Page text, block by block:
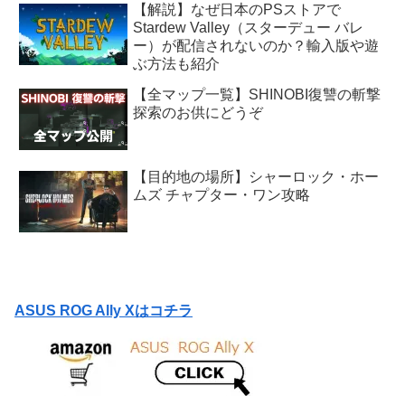
【解説】なぜ日本のPSストアで
Stardew Valley（スターデュー バレ
ー）が配信されないのか？輸入版や遊
ぶ方法も紹介
【全マップ一覧】SHINOBI復讐の斬撃
探索のお供にどうぞ
【目的地の場所】シャーロック・ホー
ムズ チャプター・ワン攻略
ASUS ROG Ally Xはコチラ